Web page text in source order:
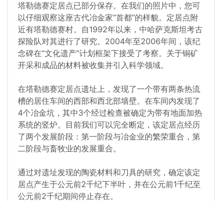
塔勒德赛定居点已部分保存。在我们的照片中，您可
以仔细观察这座古代冶金家“首都”的样貌。定居点附
近有塔勒德赛村。自1992年以来，中哈萨克斯坦考古
探险队对其进行了研究。2004年至2006年间，该纪
念碑在“文化遗产”计划框架下接受了考察。关于铜矿
开采和成品的材料被收集并引入科学领域。
在塔勒德赛定居点遗址上，发现了一个带有两条热流
槽的居住车间的西部和西北部墙壁。在车间内发现了
4个冶金坑，其中3个经过检查被确定为带有地面加热
系统的竖炉。目前我们可以完全断定，该定居点经历
了两个发展阶段：第一阶段与冶金业的繁荣重合，第
二阶段与畜牧业的发展重合。
通过对遗址发现的陶瓷材料和刀具的研究，确定该定
居点产生于公元前2千纪下半叶，并在公元前1千纪至
公元前2千纪期间停止存在。